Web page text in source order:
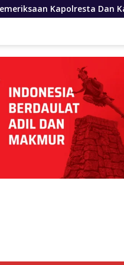
Kasat Narkoba Polda Aceh